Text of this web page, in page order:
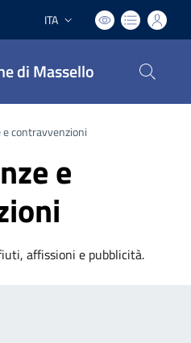
Lingua attiva:
ITA
di Massello
contravvenzioni
e
affissioni e pubblicità.